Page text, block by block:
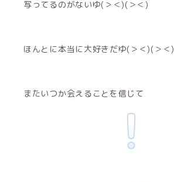
写ってるのがないゆ(＞＜)(＞＜)
ほんとに本当に大好きだゆ(＞＜)(＞＜)
またいつか会えることを信じて